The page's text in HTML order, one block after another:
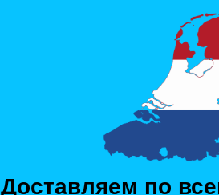
Доставляем по